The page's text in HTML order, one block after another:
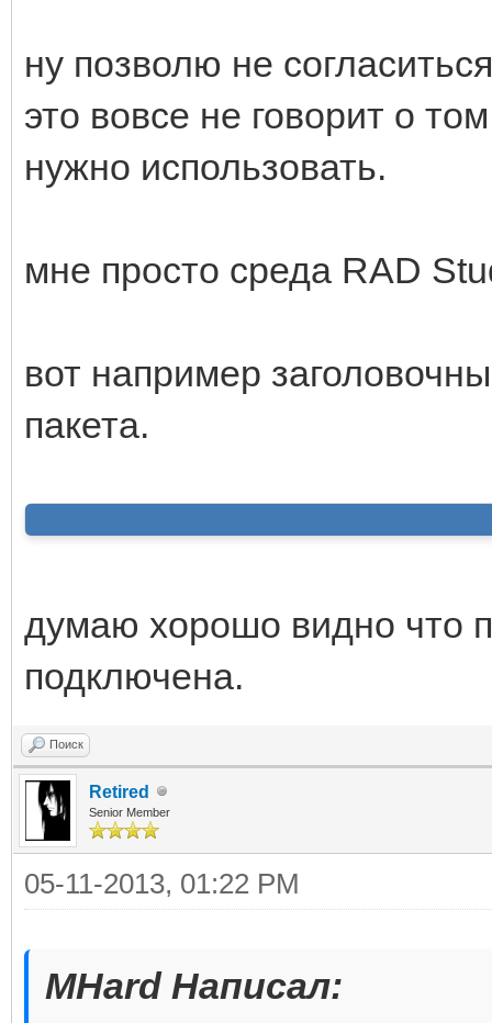
ну позволю не
это вовсе не говорит о
нужно использовать.
мне просто среда RAD
вот например
пакета.
думаю хорошо видно что
подключена.
Поиск
Retired
Senior Member
05-11-2013, 01:22 PM
MHard Написал: